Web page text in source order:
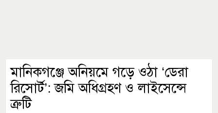
মানিকগঞ্জে অনিয়মে গড়ে ওঠা ‘ডেরা
রিসোর্ট’: জমি অধিগ্রহণ ও লাইসেন্সে
ত্রুটি